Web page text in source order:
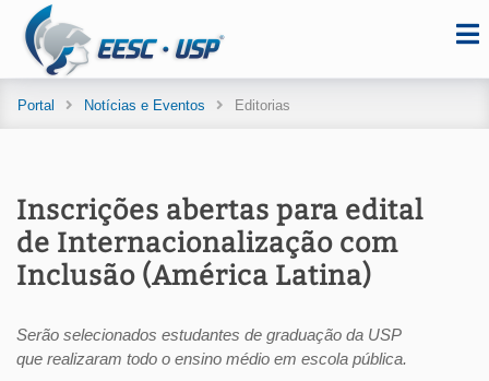
Portal Notícias e Eventos Editorias
Inscrições abertas para edital
de Internacionalização com
Inclusão (América Latina)
Serão selecionados estudantes de graduação da USP
que realizaram todo o ensino médio em escola pública.